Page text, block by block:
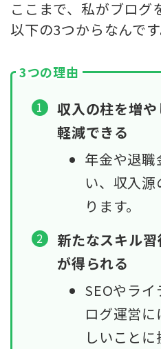
ここまで、私がブログ
以下の3つからなんです
3つの理由
収入の柱を増
軽減できる
年金や退
い、収入
ります。
新たなスキル
が得られる
SEOやラ
ログ運営
しいこと